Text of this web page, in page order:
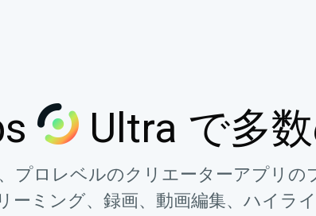
Ultra で多
プロレベルのクリエーターアプリの
ーミング、録画、動画編集、ハイラ